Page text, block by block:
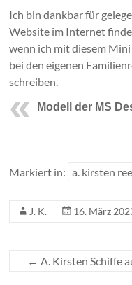
Ich bin dankbar für
Website im Internet
wenn ich mit diesem
bei den eigenen
schreiben.
Modell der MS
Markiert in: a. kirsten
J. K. 16. März
← A. Kirsten Schiffe